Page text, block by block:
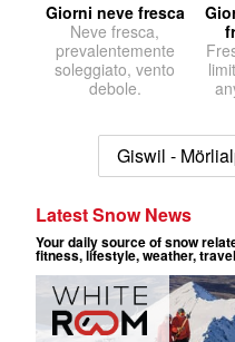
Giorni neve fresca
Neve fresca,
prevalentemente
soleggiato, vento
debole.
Giswil -